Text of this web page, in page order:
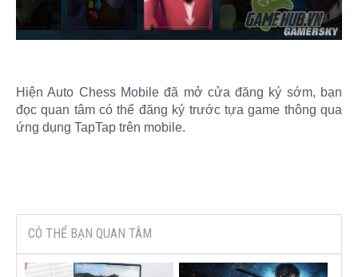
Hiện Auto Chess Mobile đã mở cửa đăng ký sớm, bạn
đọc quan tâm có thể đăng ký trước tựa game thông qua
ứng dụng TapTap trên mobile.​
CÓ THỂ BẠN QUAN TÂM